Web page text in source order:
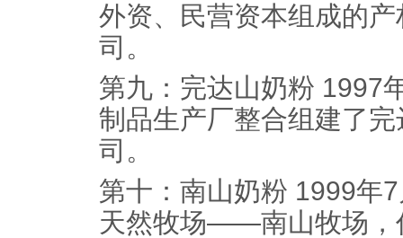
外资、民营资本组成的
司。
第九：完达山奶粉 1997
制品生产厂整合组建了
司。
第十：南山奶粉 1999年
天然牧场——南山牧场，